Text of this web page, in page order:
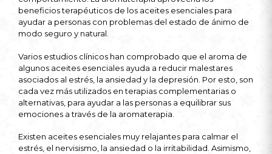
beneficios terapéuticos de los aceites esenciales para
ayudar a personas con problemas del estado de ánimo de
modo seguro y natural.
Varios estudios clínicos han comprobado que el aroma de
algunos aceites esenciales ayuda a reducir malestares
asociados al estrés, la ansiedad y la depresión. Por esto, son
cada vez más utilizados en terapias complementarias o
alternativas, para ayudar a las personas a equilibrar sus
emociones a través de la aromaterapia.
Existen aceites esenciales muy relajantes para calmar el
estrés, el nervisismo, la ansiedad o la irritabilidad. Asimismo,